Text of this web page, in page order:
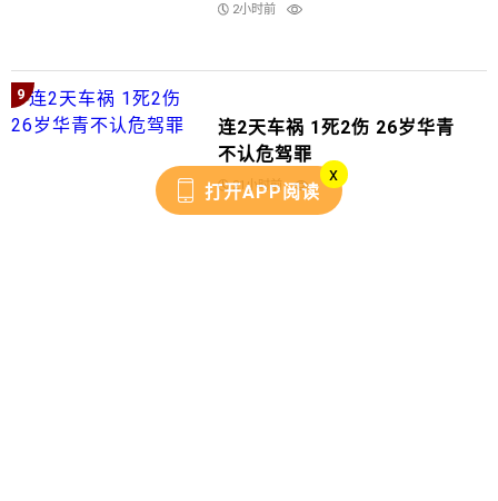
2小时前
9
连2天车祸 1死2伤 26岁华青
不认危驾罪
21小时前
打开APP阅读
x